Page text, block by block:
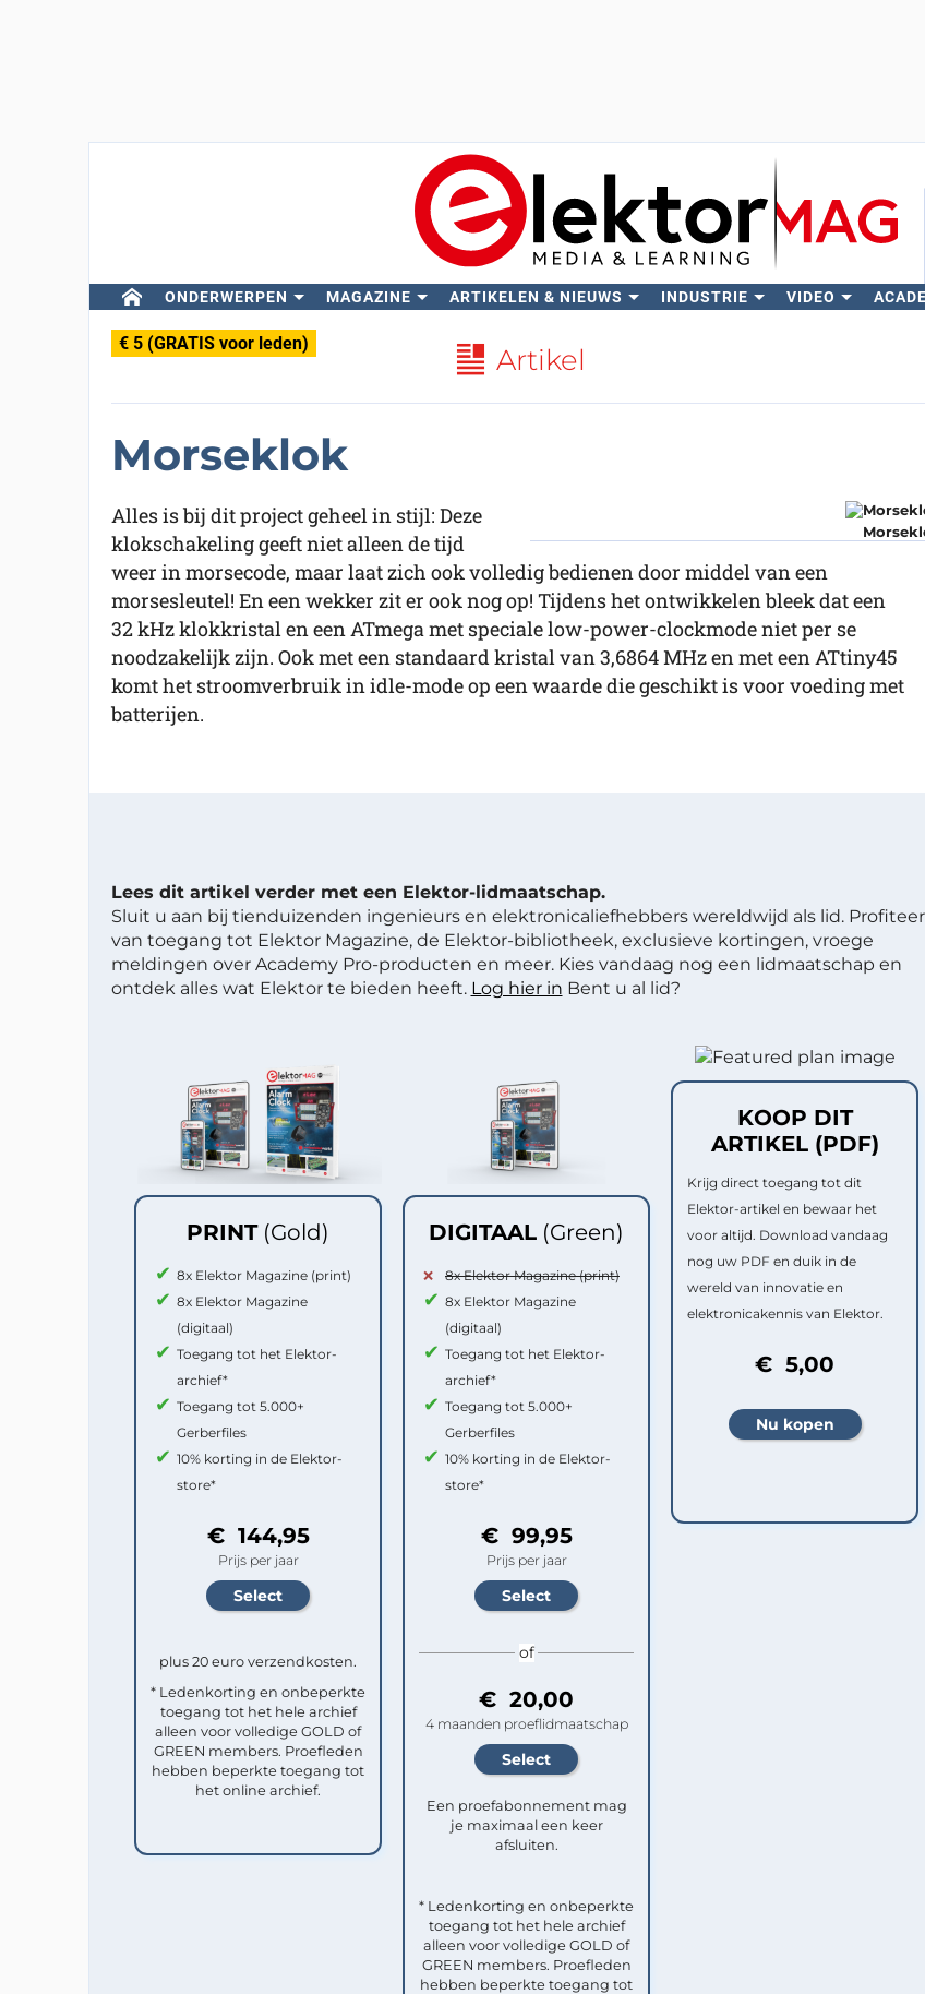
ONDERWERPEN MAGAZINE ARTIKELEN & NIEUWS INDUSTRIE VIDEO
€ 5 (GRATIS voor leden) Artikel
Morseklok
Alles is bij dit project geheel in stijl: Deze
klokschakeling geeft niet alleen de tijd
weer in morsecode, maar laat zich ook volledig bedienen door middel van een
morsesleutel! En een wekker zit er ook nog op! Tijdens het ontwikkelen bleek dat een
32 kHz klokkristal en een ATmega met speciale low-power-clockmode niet per se
noodzakelijk zijn. Ook met een standaard kristal van 3,6864 MHz en met een ATtiny45
komt het stroomverbruik in idle-mode op een waarde die geschikt is voor voeding met
batterijen.
Lees dit artikel verder met een Elektor-lidmaatschap.
Sluit u aan bij tienduizenden ingenieurs en elektronicaliefhebbers wereldwijd als lid. Profiteer
van toegang tot Elektor Magazine, de Elektor-bibliotheek, exclusieve kortingen, vroege
meldingen over Academy Pro-producten en meer. Kies vandaag nog een lidmaatschap en
ontdek alles wat Elektor te bieden heeft. Log hier in Bent u al lid?
PRINT (Gold)
8x Elektor Magazine (print)
8x Elektor Magazine
(digitaal)
Toegang tot het Elektor-
archief*
Toegang tot 5.000+
Gerberfiles
10% korting in de Elektor-
store*
€ 144,95
Prijs per jaar
plus 20 euro verzendkosten.
* Ledenkorting en onbeperkte
toegang tot het hele archief
alleen voor volledige GOLD of
GREEN members. Proefleden
hebben beperkte toegang tot
het online archief.
DIGITAAL (Green)
8x Elektor Magazine (print)
8x Elektor Magazine
(digitaal)
Toegang tot het Elektor-
archief*
Toegang tot 5.000+
Gerberfiles
10% korting in de Elektor-
store*
€ 99,95
Prijs per jaar
of
€ 20,00
4 maanden proeflidmaatschap
Een proefabonnement mag
je maximaal een keer
afsluiten.
* Ledenkorting en onbeperkte
toegang tot het hele archief
alleen voor volledige GOLD of
GREEN members. Proefleden
hebben beperkte toegang tot
KOOP DIT
ARTIKEL (PDF)
Krijg direct toegang tot dit
Elektor-artikel en bewaar het
voor altijd. Download vandaag
nog uw PDF en duik in de
wereld van innovatie en
elektronicakennis van Elektor.
€ 5,00